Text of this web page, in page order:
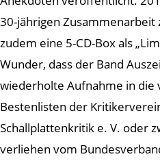
30-jährigen Zusammenarbeit
zudem eine 5-CD-Box als
Wunder, dass der Band
wiederholte Aufnahme in
Bestenlisten der
Schallplattenkritik e. V. oder
verliehen vom